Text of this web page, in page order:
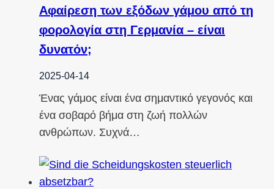
Αφαίρεση των εξόδων γάμου από τη
φορολογία στη Γερμανία – είναι
δυνατόν;
2025-04-14
Ένας γάμος είναι ένα σημαντικό γεγονός και
ένα σοβαρό βήμα στη ζωή πολλών
ανθρώπων. Συχνά…